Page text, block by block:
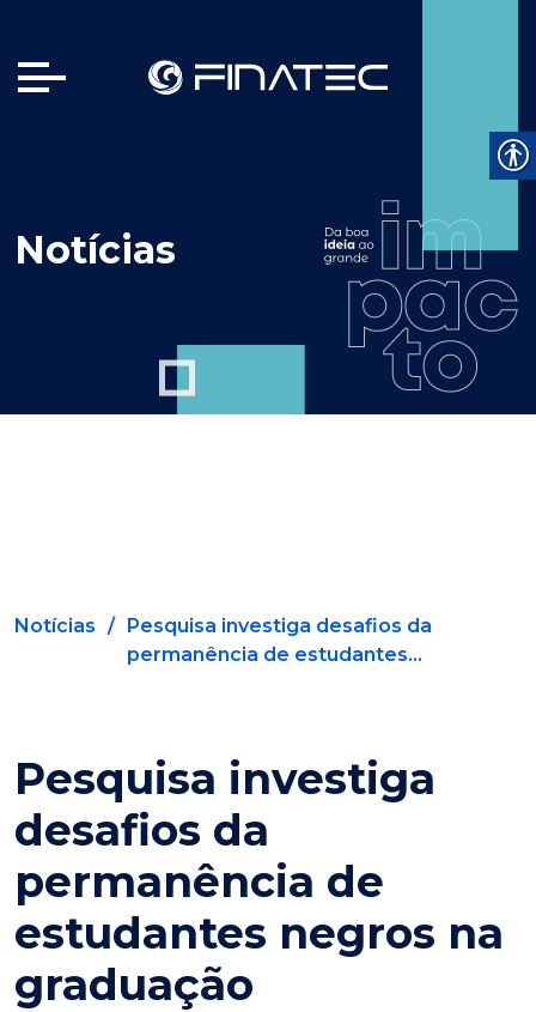
Notícias
Notícias / Pesquisa investiga desafios da
permanência de estudantes...
Pesquisa investiga
desafios da
permanência de
estudantes negros na
graduação